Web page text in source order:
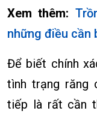
Xem thêm:
những điều cần
Để biết chính
tình trạng răng
tiếp là rất cần